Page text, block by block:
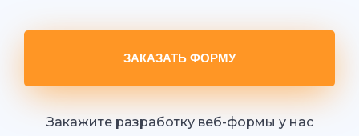
ЗАКАЗАТЬ ФОРМУ
Закажите разработку веб-формы у нас